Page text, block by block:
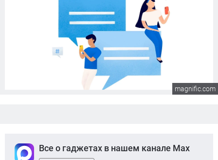
magnific.com
Все о гаджетах в нашем канале Max